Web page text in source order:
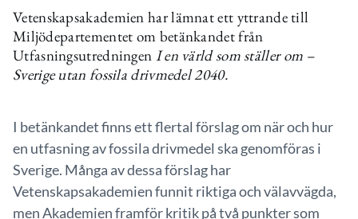
Vetenskapsakademien har lämnat ett yttrande till
Miljödepartementet om betänkandet från
Utfasningsutredningen I en värld som ställer om –
Sverige utan fossila drivmedel 2040.
I betänkandet finns ett flertal förslag om när och hur
en utfasning av fossila drivmedel ska genomföras i
Sverige. Många av dessa förslag har
Vetenskapsakademien funnit riktiga och välavvägda,
men Akademien framför kritik på två punkter som